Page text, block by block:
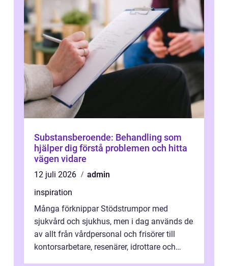
Substansberoende: Behandling som
hjälper dig förstå problemen och hitta
vägen vidare
12 juli 2026
admin
inspiration
Många förknippar Stödstrumpor med
sjukvård och sjukhus, men i dag används de
av allt från vårdpersonal och frisörer till
kontorsarbetare, resenärer, idrottare och